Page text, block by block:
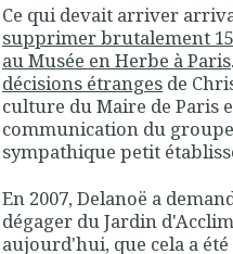
Ce qui devait arriver
supprimer brutalement
au Musée en Herbe à Paris
décisions étranges de
culture du Maire de Paris
communication du
sympathique petit
En 2007, Delanoë a
dégager du Jardin
aujourd'hui, que cela a